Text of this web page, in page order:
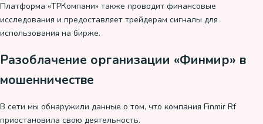
Платформа «ТРКомпани» также проводит финансовые
исследования и предоставляет трейдерам сигналы для
использования на бирже.
Разоблачение организации «Финмир» в
мошенничестве
В сети мы обнаружили данные о том, что компания Finmir Rf
приостановила свою деятельность.